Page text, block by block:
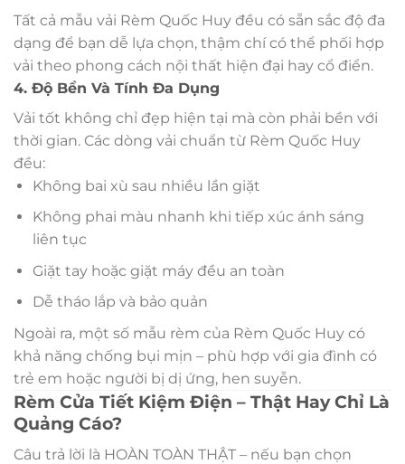
Tất cả mẫu vải Rèm Quốc Huy đều có sẵn sắc độ đa
dạng để bạn dễ lựa chọn, thậm chí có thể phối hợp
vải theo phong cách nội thất hiện đại hay cổ điển.
4. Độ Bền Và Tính Đa Dụng
Vải tốt không chỉ đẹp hiện tại mà còn phải bền với
thời gian. Các dòng vải chuẩn từ Rèm Quốc Huy
đều:
Không bai xù sau nhiều lần giặt
Không phai màu nhanh khi tiếp xúc ánh sáng
liên tục
Giặt tay hoặc giặt máy đều an toàn
Dễ tháo lắp và bảo quản
Ngoài ra, một số mẫu rèm của Rèm Quốc Huy có
khả năng chống bụi mịn – phù hợp với gia đình có
trẻ em hoặc người bị dị ứng, hen suyễn.
Rèm Cửa Tiết Kiệm Điện – Thật Hay Chỉ Là
Quảng Cáo?
Câu trả lời là HOÀN TOÀN THẬT – nếu bạn chọn